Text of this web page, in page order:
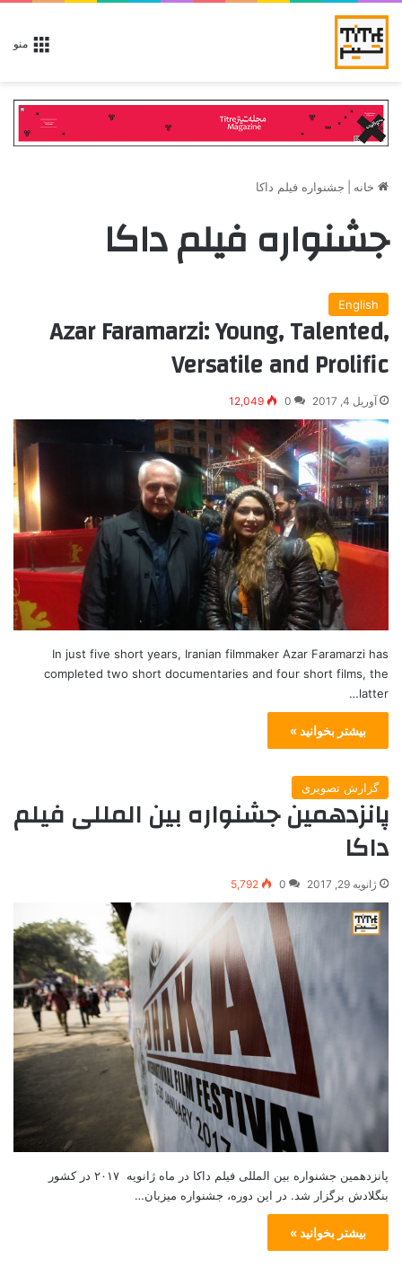
منو
خانه جشنواره فیلم داکا
جشنواره فیلم داکا
English
Azar Faramarzi: Young, Talented,
Versatile and Prolific
آوریل 4, 2017 0
12,049
In just five short years, Iranian filmmaker Azar Faramarzi has
completed two short documentaries and four short films, the
latter…
بیشتر بخوانید »
گزارش تصویری
پانزدهمین جشنواره بین المللی فیلم
داکا
ژانویه 29, 2017 0
5,792
پانزدهمین جشنواره بین المللی فیلم داکا در ماه ژانویه ۲۰۱۷ در کشور
بنگلادش برگزار شد. در این دوره، جشنواره میزبان…
بیشتر بخوانید »